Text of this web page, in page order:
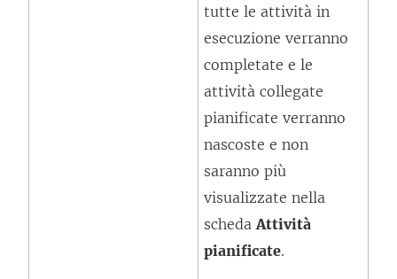
n
u
o
v
a
f
i
n
e
s
tutte le attività in
esecuzione verranno
completate e le
attività collegate
pianificate verranno
nascoste e non
saranno più
visualizzate nella
schedaAttività
pianificate.